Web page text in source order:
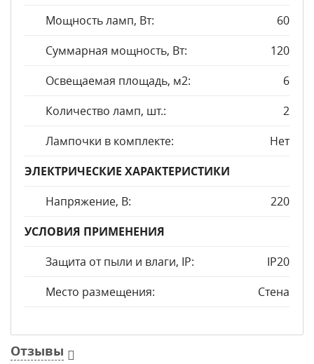
Мощность ламп, Вт:
60
Суммарная мощность, Вт:
120
Освещаемая площадь, м2:
6
Количество ламп, шт.:
2
Лампочки в комплекте:
Нет
ЭЛЕКТРИЧЕСКИЕ ХАРАКТЕРИСТИКИ
Напряжение, В:
220
УСЛОВИЯ ПРИМЕНЕНИЯ
Защита от пыли и влаги, IP:
IP20
Место размещения:
Стена
Отзывы